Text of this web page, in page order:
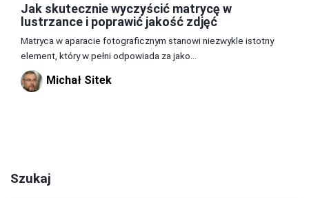
Jak skutecznie wyczyścić matrycę w
lustrzance i poprawić jakość zdjęć
Matryca w aparacie fotograficznym stanowi niezwykle istotny
element, który w pełni odpowiada za jako...
Michał Sitek
Szukaj